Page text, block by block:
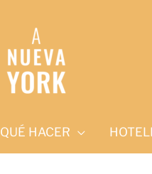
QUÉ HACER